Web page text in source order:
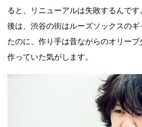
ると、リニューアルは失敗するんで
後は、渋谷の街はルーズソックスの
たのに、作り手は昔ながらのオリー
作っていた気がします。